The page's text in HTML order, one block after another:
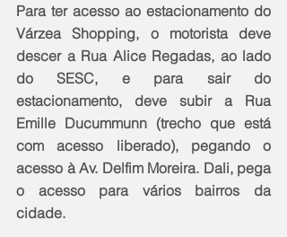
Para ter acesso ao estacionamento do
Várzea Shopping, o motorista deve
descer a Rua Alice Regadas, ao lado
do SESC, e para sair do
estacionamento, deve subir a Rua
Emille Ducummunn (trecho que está
com acesso liberado), pegando o
acesso à Av. Delfim Moreira. Dali, pega
o acesso para vários bairros da
cidade.